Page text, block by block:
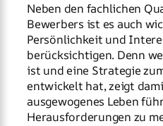
Neben den fachlichen
Bewerbers ist es auch
Persönlichkeit und
berücksichtigen. Denn
ist und eine Strategie
entwickelt hat, zeigt
ausgewogenes Leben
Herausforderungen zu